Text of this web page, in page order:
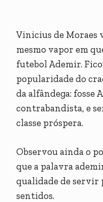
Vinicius de Moraes
mesmo vapor em
futebol Ademir.
popularidade do
da alfândega: fosse
contrabandista, e
classe próspera.
Observou ainda o
que a palavra
qualidade de servir
sentidos.